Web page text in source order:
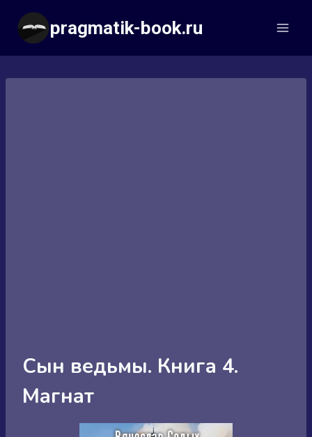
Перейти
содержимому
pragmatik-book.ru
Сын ведьмы. Книга 4.
Магнат